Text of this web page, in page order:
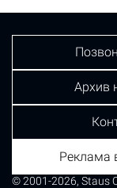
© 2001-2026, Staus
Архив
Реклама